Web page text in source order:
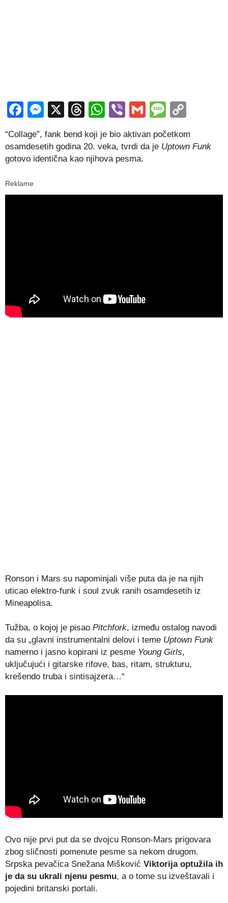
Facebook
Messenger
X Threads
WhatsApp
ViberGmail
“Collage”, fank bend koji je bio aktivan početkom
osamdesetih godina 20. veka, tvrdi da je Uptown Funk
gotovo identična kao njihova pesma.
Reklame
Ronson i Mars su napominjali više puta da je na njih
uticao elektro-funk i soul zvuk ranih osamdesetih iz
Mineapolisa.
Tužba, o kojoj je pisao Pitchfork, između ostalog navodi
da su „glavni instrumentalni delovi i teme Uptown Funk
namerno i jasno kopirani iz pesme Young Girls,
uključujući i gitarske rifove, bas, ritam, strukturu,
krešendo truba i sintisajzera…“
Ovo nije prvi put da se dvojcu Ronson-Mars prigovara
zbog sličnosti pomenute pesme sa nekom drugom.
Srpska pevačica Snežana Mišković Viktorija optužila ih
je da su ukrali njenu pesmu, a o tome su izveštavali i
pojedini britanski portali.